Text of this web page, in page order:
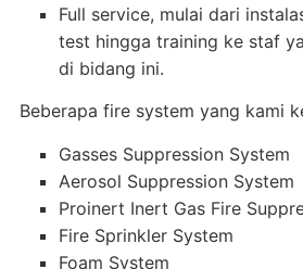
Full service, mulai dari
test hingga training ke staf
di bidang ini.
Beberapa fire system yang kami
Gasses Suppression System
Aerosol Suppression System
Proinert Inert Gas Fire
Fire Sprinkler System
Foam System